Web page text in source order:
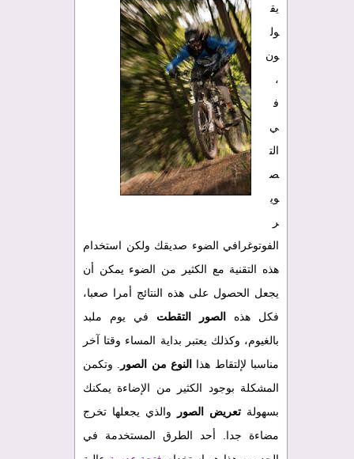
يق
ول
ون
،
ف
ي
الت
ص
وي
ر
الفوتوغرافي الضوء صديقك ولكن استخدام
هذه التقنية مع الكثير من الضوء يمكن أن
يجعل الحصول على هذه النتائج أمرا صعبا،
فكل هذه
الصور التقطت في يوم ملبد
بالغيوم، وكذلك يعتبر بداية المساء وقتا آخر
مناسبا لإلتقاط هذا
النوع من الصور
. وتكمن
المشكلة بوجود الكثير من الإضاءة يمكنك
بسهولة تعريض الصور والذي يجعلها تخرج
مضاءة جدا. أحد الطرق المستخدمة في